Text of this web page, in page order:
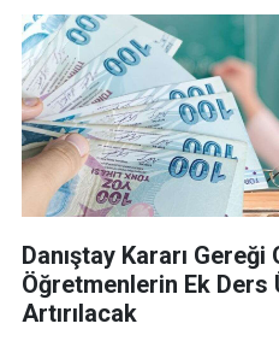
Danıştay Kararı Gereği
Öğretmenlerin Ek Ders
Artırılacak